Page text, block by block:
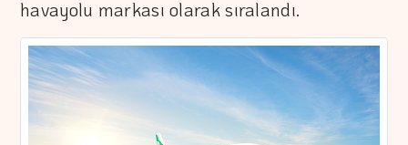
havayolu markası olarak sıralandı.